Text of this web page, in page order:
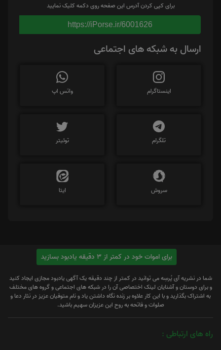
برای کپی کردن آدرس این صفحه روی دکمه کلیک نمایید
https://iPorse.ir/6001626
ارسال به شبکه های اجتماعی
اینستاگرام واتس اپ
تلگرام توئیتر
سروش ایتا
برای اموات خود در کمتر از 3 دقیقه یادبود بسازید
شما در نشریه آی پُرسِه می توانید در کمتر از چند دقیقه یک آگهی یادبود مجازی ایجاد کنید
و برای دوستان و آشنایان لینک اختصاصی آن را در شبکه های اجتماعی و گروه های مختلف
به اشتراک بگذارید و با این کار علاوه بر زنده نگاه داشتن یاد و نام متوفیان عزیز در نثار دعا و
صلوات و فاتحه به روح این عزیزان سهیم باشید.
راه های ارتباطی :